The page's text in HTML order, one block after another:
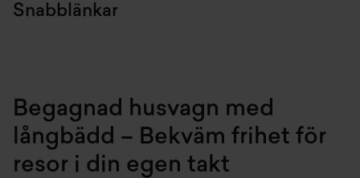
Snabblänkar
Begagnad husvagn med
långbädd – Bekväm frihet för
resor i din egen takt